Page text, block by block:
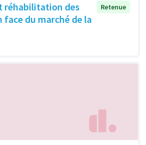
réhabilitation des
face du marché de la
Retenue